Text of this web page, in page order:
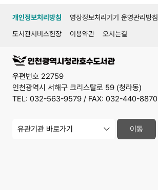
개인정보처리방침
영상정보처리기기 운영관리방침
도서관서비스헌장
이용약관 오시는길
우편번호 22759
인천광역시 서해구 크리스탈로 59 (청라동)
TEL: 032-563-9579 / FAX: 032-440-8870
관
이동